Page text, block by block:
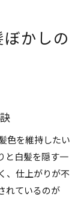
かしの
色を維持したい
と白髪を隠す一
、仕上がりが不
れているのが